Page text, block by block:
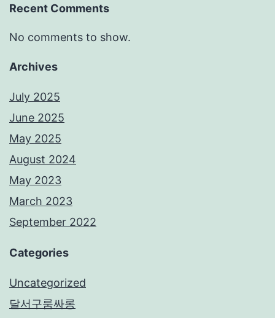
Recent Comments
No comments to show.
Archives
July 2025
June 2025
May 2025
August 2024
May 2023
March 2023
September 2022
Categories
Uncategorized
달서구룸싸롱